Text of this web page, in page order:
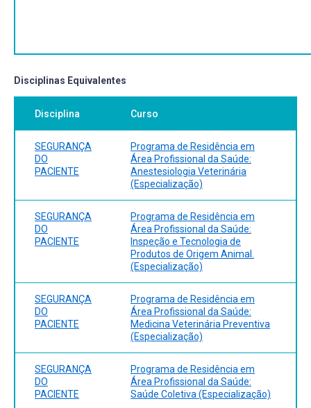
Disciplinas Equivalentes
Disciplina Curso
SEGURANÇA
DO
PACIENTE
Programa de Residência em
Área Profissional da Saúde:
Anestesiologia Veterinária
(Especialização)
SEGURANÇA
DO
PACIENTE
Programa de Residência em
Área Profissional da Saúde:
Inspeção e Tecnologia de
Produtos de Origem Animal.
(Especialização)
SEGURANÇA
DO
PACIENTE
Programa de Residência em
Área Profissional da Saúde:
Medicina Veterinária Preventiva
(Especialização)
SEGURANÇA
DO
PACIENTE
Programa de Residência em
Área Profissional da Saúde:
Saúde Coletiva (Especialização)